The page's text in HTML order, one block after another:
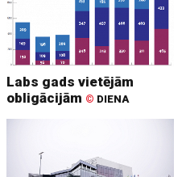
Labs gads vietējām
obligācijām © DIENA